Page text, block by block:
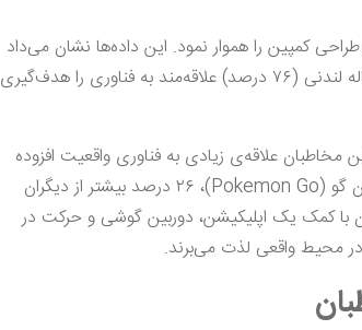
کمپین را هموار نمود. این داده‌ها نشان می‌داد
که وودافون می تواند بخش بزرگی از جامعه‌ی هدف ۲۵ تا ۵۴ ساله لندنی (۷۶ درصد) علاقه‌مند به فناوری را هدف‌گیری
مخاطبان علاقه‌ی زیادی به فناوری واقعیت افزوده
دارند، به طوری که احتمال استفاده‌ی این مخاطبان از بازی پوکمون گو (Pokemon Go)، ۲۶ درصد بیشتر از دیگران
با کمک یک اپلیکیشن، دوربین گوشی و حرکت در
محیط واقعی لذت می‌برند.